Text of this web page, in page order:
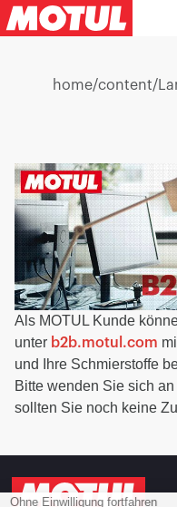
home/content/
Als MOTUL Kunde
unter b2b.motul.com
und Ihre Schmierstoffe
Bitte wenden Sie sich
sollten Sie noch keine